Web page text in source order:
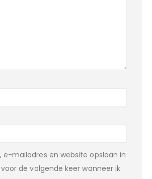
e-mailadres en website opslaan in
de volgende keer wanneer ik